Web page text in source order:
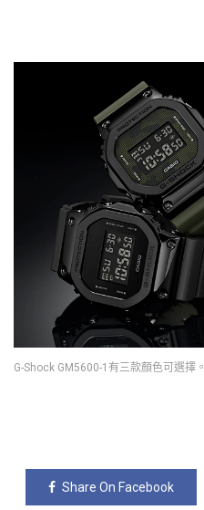
G-Shock GM5600-1有三款顏色可選擇。
Share On Facebook